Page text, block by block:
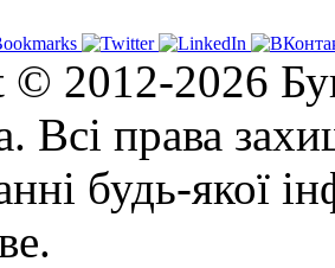
2012-2026
Всі права
будь-якої